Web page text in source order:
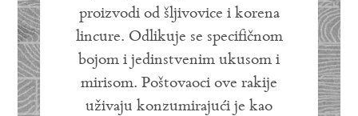
proizvodi od šljivovice i korena
lincure. Odlikuje se specifičnom
bojom i jedinstvenim ukusom i
mirisom. Poštovaoci ove rakije
uživaju konzumirajući je kao